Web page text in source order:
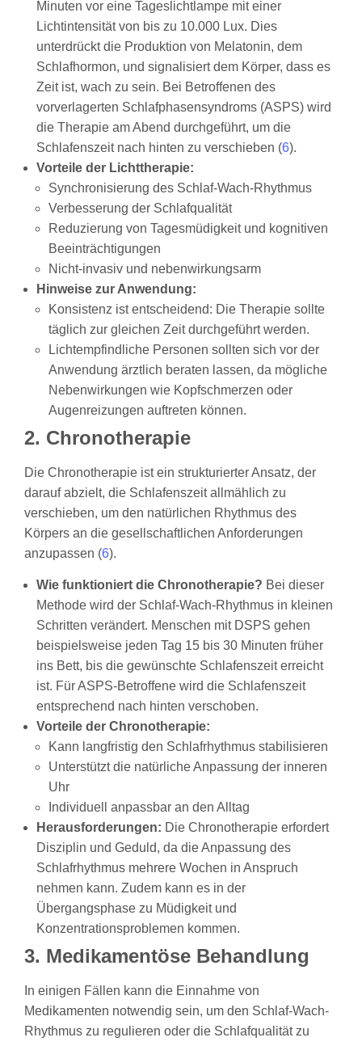
Minuten vor eine Tageslichtlampe mit einer
Lichtintensität von bis zu 10.000 Lux. Dies
unterdrückt die Produktion von Melatonin, dem
Schlafhormon, und signalisiert dem Körper, dass es
Zeit ist, wach zu sein. Bei Betroffenen des
vorverlagerten Schlafphasensyndroms (ASPS) wird
die Therapie am Abend durchgeführt, um die
Schlafenszeit nach hinten zu verschieben (6).
Vorteile der Lichttherapie:
Synchronisierung des Schlaf-Wach-Rhythmus
Verbesserung der Schlafqualität
Reduzierung von Tagesmüdigkeit und kognitiven
Beeinträchtigungen
Nicht-invasiv und nebenwirkungsarm
Hinweise zur Anwendung:
Konsistenz ist entscheidend: Die Therapie sollte
täglich zur gleichen Zeit durchgeführt werden.
Lichtempfindliche Personen sollten sich vor der
Anwendung ärztlich beraten lassen, da mögliche
Nebenwirkungen wie Kopfschmerzen oder
Augenreizungen auftreten können.
2. Chronotherapie
Die Chronotherapie ist ein strukturierter Ansatz, der
darauf abzielt, die Schlafenszeit allmählich zu
verschieben, um den natürlichen Rhythmus des
Körpers an die gesellschaftlichen Anforderungen
anzupassen (6).
Wie funktioniert die Chronotherapie? Bei dieser
Methode wird der Schlaf-Wach-Rhythmus in kleinen
Schritten verändert. Menschen mit DSPS gehen
beispielsweise jeden Tag 15 bis 30 Minuten früher
ins Bett, bis die gewünschte Schlafenszeit erreicht
ist. Für ASPS-Betroffene wird die Schlafenszeit
entsprechend nach hinten verschoben.
Vorteile der Chronotherapie:
Kann langfristig den Schlafrhythmus stabilisieren
Unterstützt die natürliche Anpassung der inneren
Uhr
Individuell anpassbar an den Alltag
Herausforderungen: Die Chronotherapie erfordert
Disziplin und Geduld, da die Anpassung des
Schlafrhythmus mehrere Wochen in Anspruch
nehmen kann. Zudem kann es in der
Übergangsphase zu Müdigkeit und
Konzentrationsproblemen kommen.
3. Medikamentöse Behandlung
In einigen Fällen kann die Einnahme von
Medikamenten notwendig sein, um den Schlaf-Wach-
Rhythmus zu regulieren oder die Schlafqualität zu